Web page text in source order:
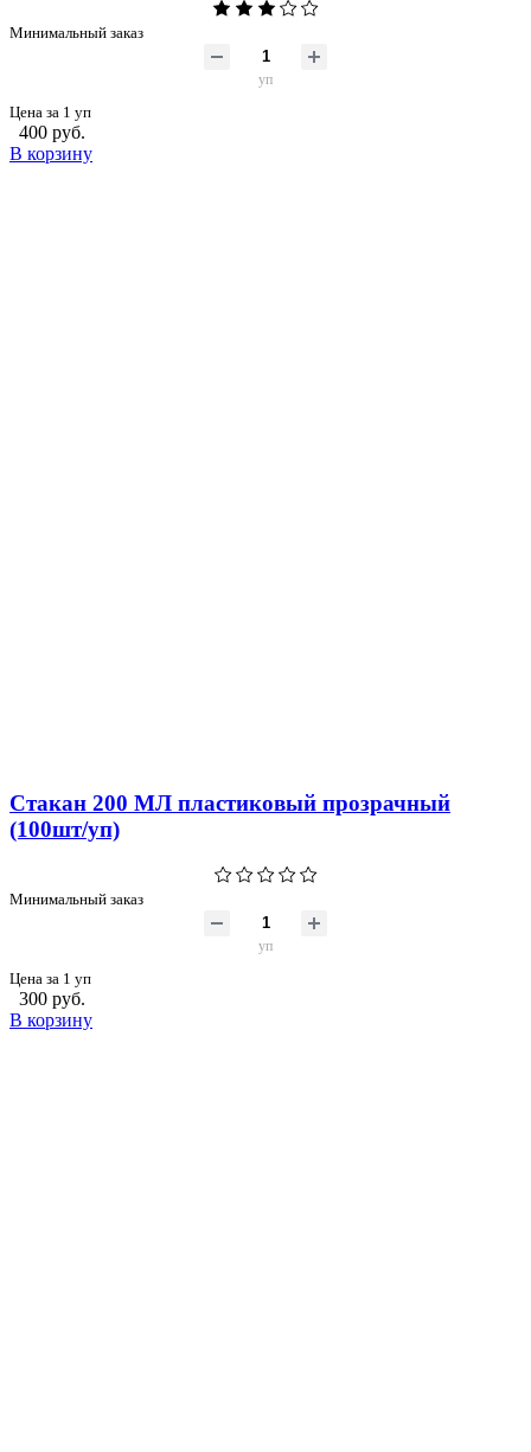
Минимальный заказ
уп
Цена за 1 уп
400 руб.
В корзину
Стакан 200 МЛ пластиковый прозрачный
(100шт/уп)
Минимальный заказ
уп
Цена за 1 уп
300 руб.
В корзину